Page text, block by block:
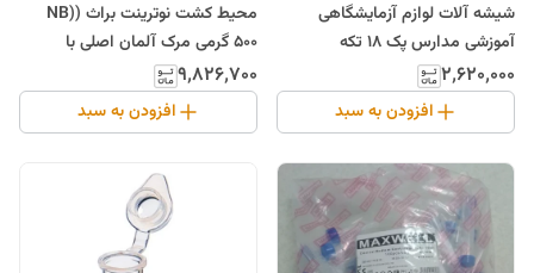
شیشه آلات لوازم آزمایشگاهی
آموزشی مدارس پک 18 تکه
۲٬۶۲۰٬۰۰۰
افزودن به سبد
محیط کشت نوترینت براث (NB)
500 گرمی مرک آلمان اصلی با
کیفیت بالا
۹٬۸۲۶٬۷۰۰
افزودن به سبد